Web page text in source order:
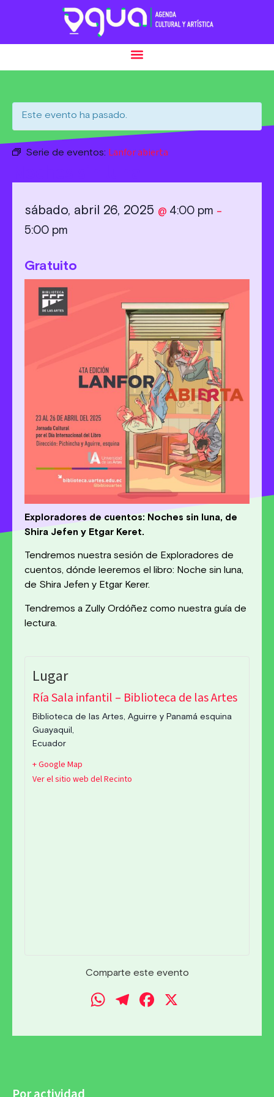
Este evento ha pasado.
Serie de eventos: Lanfor abierta
sábado, abril 26, 2025 @ 4:00 pm –
5:00 pm
Gratuito
Exploradores de cuentos: Noches sin luna, de
Shira Jefen y Etgar Keret.
Tendremos nuestra sesión de Exploradores de
cuentos, dónde leeremos el libro: Noche sin luna,
de Shira Jefen y Etgar Kerer.
Tendremos a Zully Ordóñez como nuestra guía de
lectura.
Ría Sala infantil – Biblioteca de las Artes
Biblioteca de las Artes, Aguirre y Panamá esquina
Guayaquil,
Ecuador
+ Google Map
Ver el sitio web del Recinto
Comparte este evento
WhatsApp
Telegram
Facebook